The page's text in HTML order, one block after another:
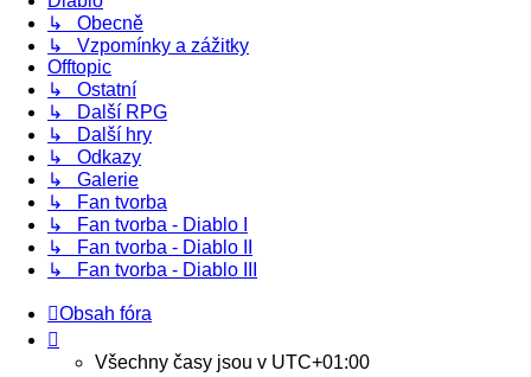
↳ Obecně
↳ Vzpomínky a zážitky
Offtopic
↳ Ostatní
↳ Další RPG
↳ Další hry
↳ Odkazy
↳ Galerie
↳ Fan tvorba
↳ Fan tvorba - Diablo I
↳ Fan tvorba - Diablo II
↳ Fan tvorba - Diablo III
Obsah fóra
Všechny časy jsou v UTC+01:00